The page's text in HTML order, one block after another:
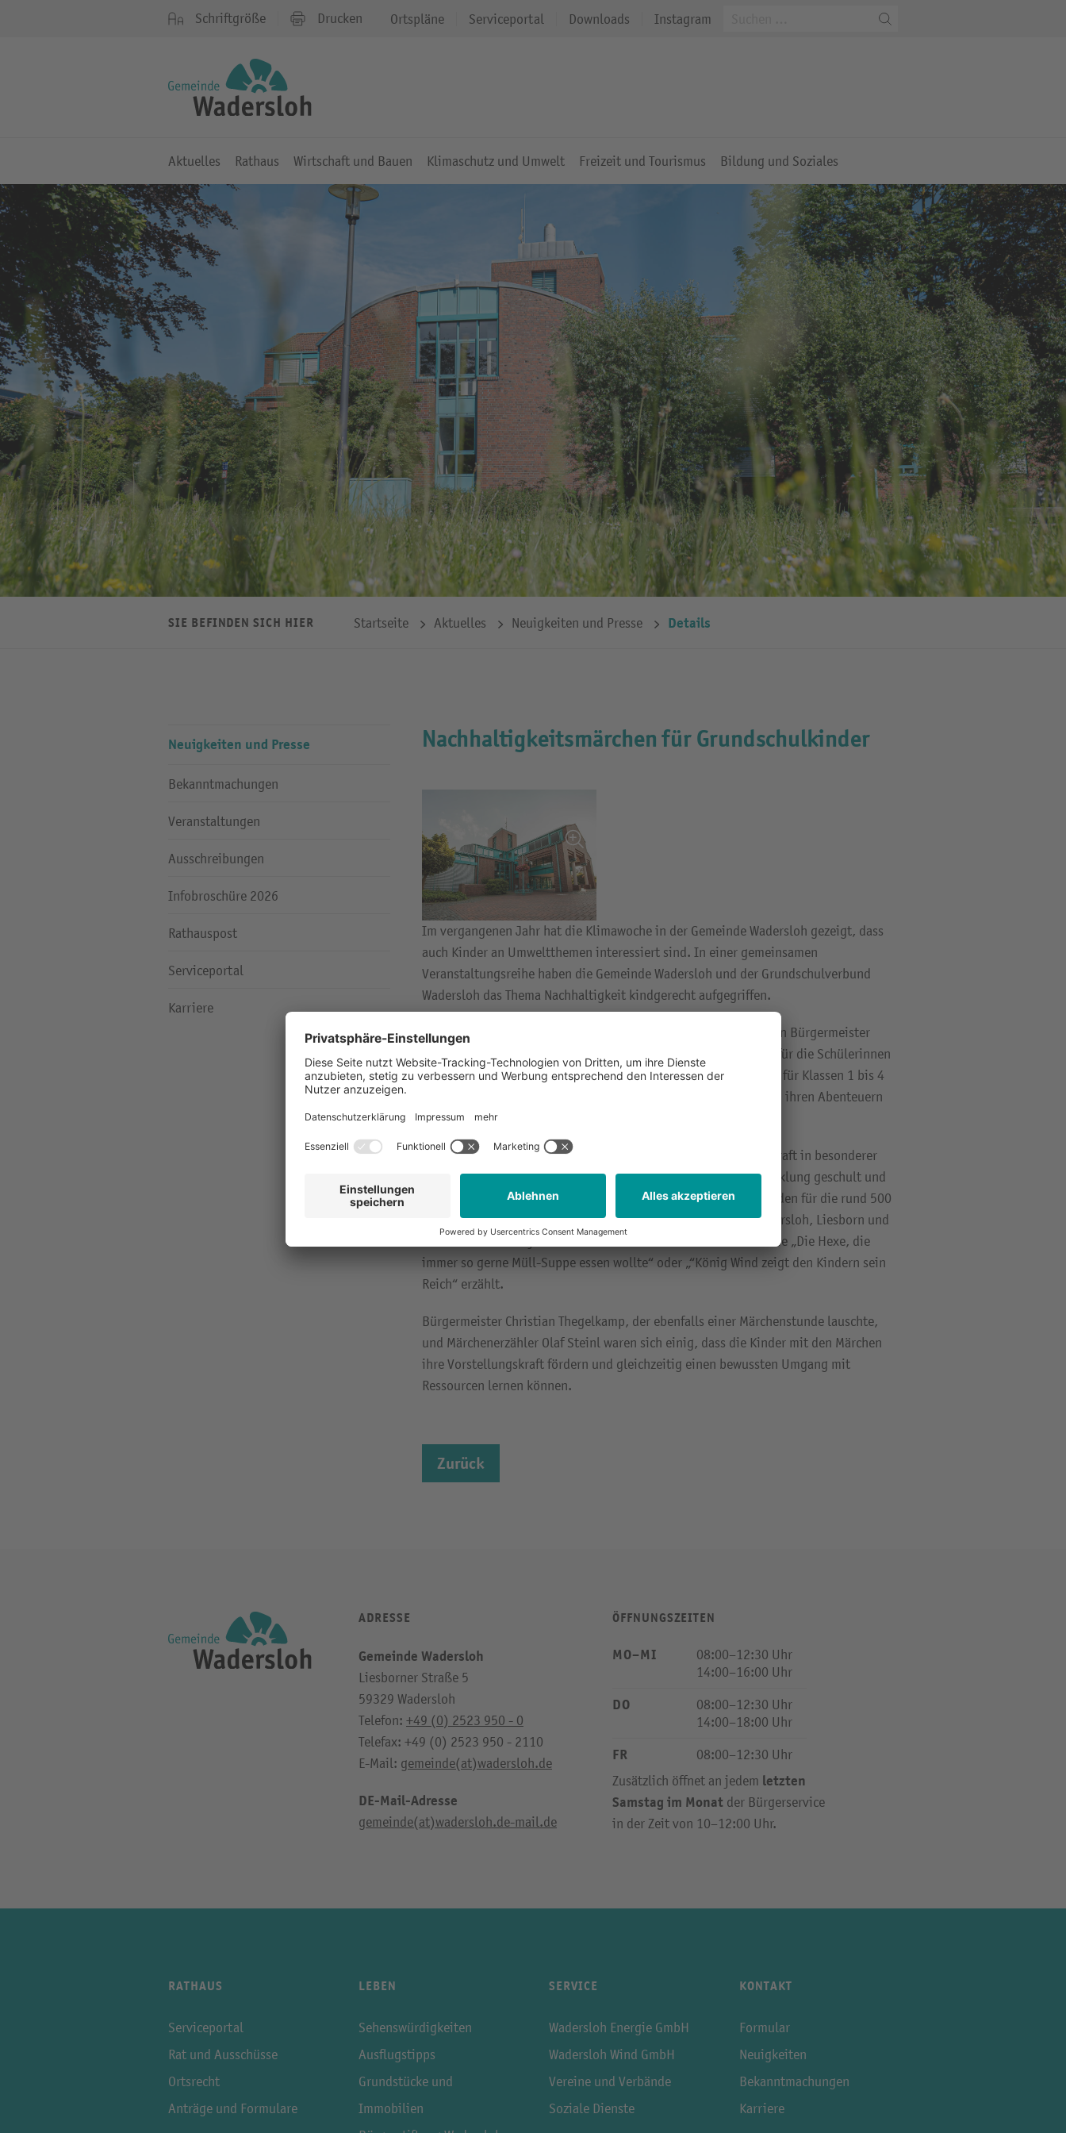
Schriftgröße Drucken Ortspläne Serviceportal Downloads Instagram
Aktuelles Rathaus Wirtschaft und Bauen Klimaschutz und Umwelt Freizeit und Tourismus Bildung und Soziales
SIE BEFINDEN SICH HIER Startseite Aktuelles Neuigkeiten und Presse Details
Neuigkeiten und Presse
Bekanntmachungen
Veranstaltungen
Ausschreibungen
Infobroschüre 2026
Rathauspost
Serviceportal
Karriere
Nachhaltigkeitsmärchen für Grundschulkinder
Im vergangenen Jahr hat die Klimawoche in der Gemeinde Wadersloh gezeigt, dass
auch Kinder an Umweltthemen interessiert sind. In einer gemeinsamen
Veranstaltungsreihe haben die Gemeinde Wadersloh und der Grundschulverbund
Wadersloh das Thema Nachhaltigkeit kindgerecht aufgegriffen.
Am Grundschulverbund fand dazu unter der Schirmherrschaft von Bürgermeister
Christian Thegelkamp in diesen Tagen eine besondere Lesereise für die Schülerinnen
und Schüler statt. Märchenerzähler Olaf Steinl aus Hannover hat für Klassen 1 bis 4
nachhaltige Märchen von jungen Helden vorgetragen, die sich in ihren Abenteuern
für Klima-, Umwelt- und Tierschutz einsetzen.
Olaf Steinl ist davon überzeugt, dass Märchen die Vorstellungskraft in besonderer
Weise fördern und dass beim Zuhören zugleich die Sprachentwicklung geschult und
Werte vermittelt werden. Insgesamt sieben Märchenstunden fanden für die rund 500
Schülerinnen und Schüler an den Grundschulstandorten in Wadersloh, Liesborn und
Diestedde statt. In jeder Märchenstunde wurden drei Märchen wie „Die Hexe, die
immer so gerne Müll-Suppe essen wollte“ oder „“König Wind zeigt den Kindern sein
Reich“ erzählt.
Bürgermeister Christian Thegelkamp, der ebenfalls einer Märchenstunde lauschte,
und Märchenerzähler Olaf Steinl waren sich einig, dass die Kinder mit den Märchen
ihre Vorstellungskraft fördern und gleichzeitig einen bewussten Umgang mit
Ressourcen lernen können.
Zurück
ADRESSE
Gemeinde Wadersloh
Liesborner Straße 5
59329 Wadersloh
Telefon: +49 (0) 2523 950 - 0
Telefax: +49 (0) 2523 950 - 2110
E-Mail: gemeinde(at)wadersloh.de
DE-Mail-Adresse
gemeinde(at)wadersloh.de-mail.de
ÖFFNUNGSZEITEN
MO–MI
08:00–12:30 Uhr
14:00–16:00 Uhr
DO
08:00–12:30 Uhr
14:00–18:00 Uhr
FR
08:00–12:30 Uhr
Zusätzlich öffnet an jedem letzten
Samstag im Monatder Bürgerservice
in der Zeit von 10–12:00 Uhr.
RATHAUS
Serviceportal
Rat und Ausschüsse
Ortsrecht
Anträge und Formulare
LEBEN
Sehenswürdigkeiten
Ausflugstipps
Grundstücke und
Immobilien
SERVICE
Wadersloh Energie GmbH
Wadersloh Wind GmbH
Vereine und Verbände
Soziale Dienste
KONTAKT
Formular
Neuigkeiten
Bekanntmachungen
Karriere